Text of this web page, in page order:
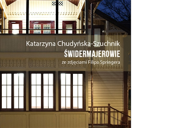
torty, domy duchy, domy
domy uśpione i domy
domy skarbonki i domy
bezpańskie…
55.00 zł 35.75zł
KSIĄŻKA DO KOSZYKA